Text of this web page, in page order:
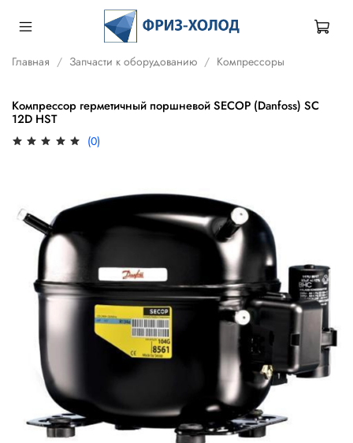
Главная Запчасти к оборудованию Компрессоры
Компрессор герметичный поршневой SECOP (Danfoss) SC
12D HST
(0)